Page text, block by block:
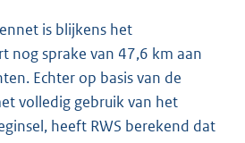
is blijkens het
nog sprake van 47,6 km aan
Echter op basis van de
volledig gebruik van het
heeft RWS berekend dat